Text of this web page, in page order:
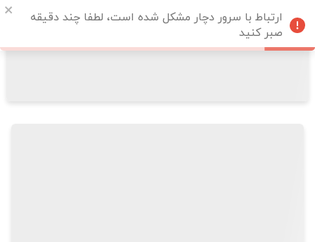
ارتباط با سرور دچار مشکل شده است، لطفا چند دقیقه
صبر کنید